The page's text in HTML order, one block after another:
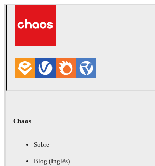
Chaos
Sobre
Blog (Inglês)